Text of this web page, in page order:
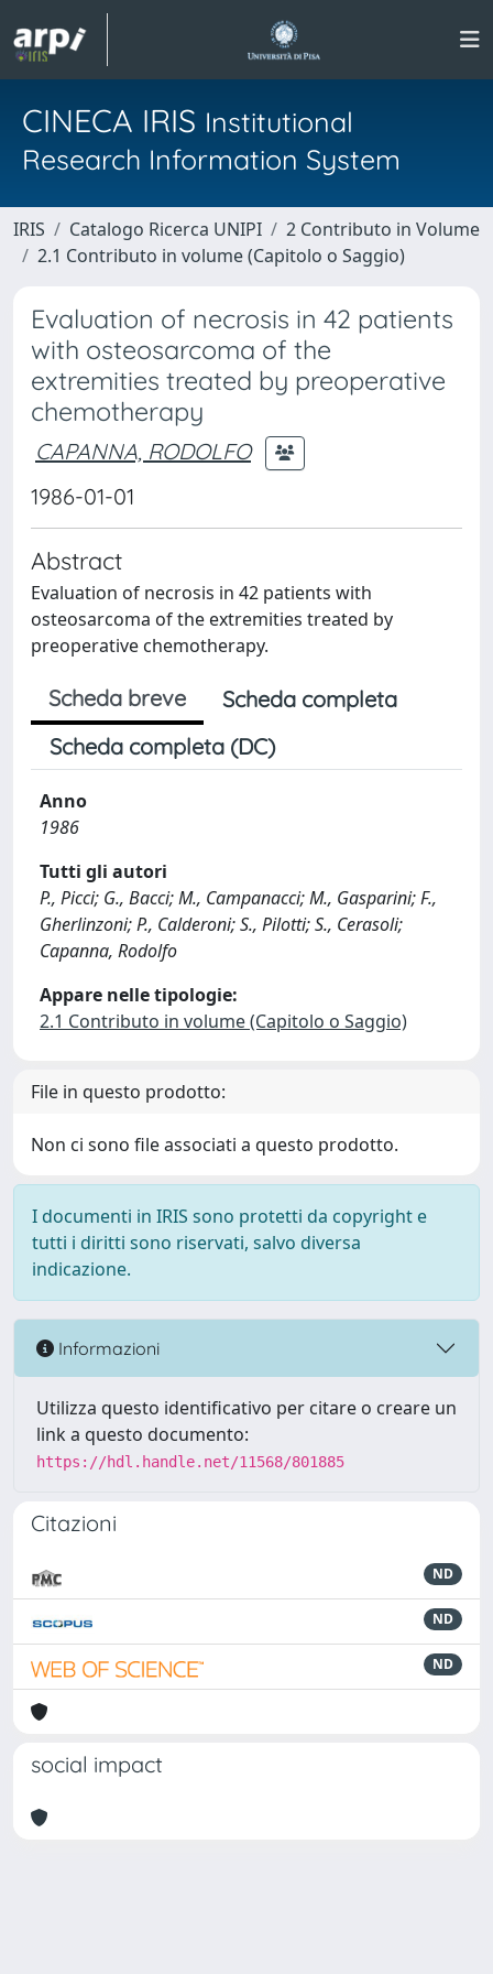
CINECA IRIS Institutional
Research Information System
IRIS Catalogo Ricerca UNIPI
2 Contributo in Volume
2.1 Contributo in volume (Capitolo o Saggio)
Evaluation of necrosis in 42 patients
with osteosarcoma of the
extremities treated by preoperative
chemotherapy
CAPANNA, RODOLFO
1986-01-01
Abstract
Evaluation of necrosis in 42 patients with
osteosarcoma of the extremities treated by
preoperative chemotherapy.
Scheda breve
Scheda completa
Scheda completa (DC)
Anno
1986
Tutti gli autori
P., Picci; G., Bacci; M., Campanacci; M., Gasparini; F.,
Gherlinzoni; P., Calderoni; S., Pilotti; S., Cerasoli;
Capanna, Rodolfo
Appare nelle tipologie:
2.1 Contributo in volume (Capitolo o Saggio)
File in questo prodotto:
Non ci sono file associati a questo prodotto.
I documenti in IRIS sono protetti da copyright e
tutti i diritti sono riservati, salvo diversa
indicazione.
Informazioni
Utilizza questo identificativo per citare o creare un
link a questo documento:
https://hdl.handle.net/11568/801885
Citazioni
ND
ND
ND
social impact